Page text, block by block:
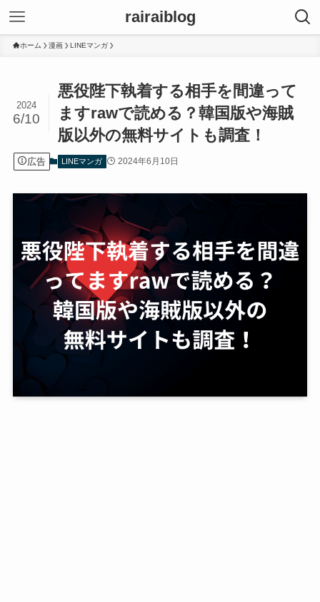
rairaiblog
ホーム 漫画 LINEマンガ
悪役陛下執着する相手を間違って
ますrawで読める？韓国版や海賊
版以外の無料サイトも調査！
2024
6/10
広告 LINEマンガ 2024年6月10日